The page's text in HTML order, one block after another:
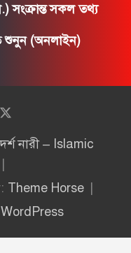
সংক্রান্ত সকল তথ্য
(অনলাইন)
নারী – Islamic
Theme Horse
WordPress